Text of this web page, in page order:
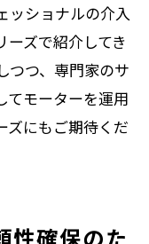
ッショナルの介入
ーズで紹介してき
つつ、専門家のサ
てモーターを運用
ズにもご期待くだ
性確保のた